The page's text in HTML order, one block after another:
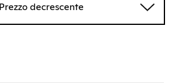
Prezzo decrescente